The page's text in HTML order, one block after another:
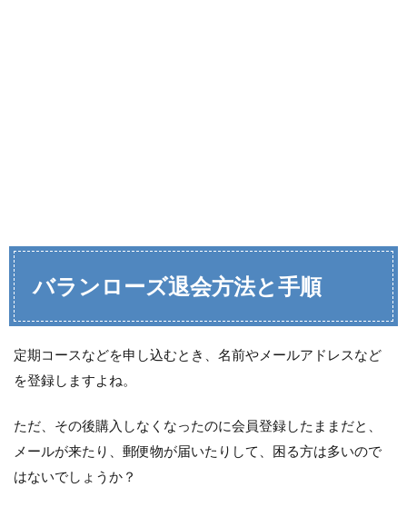
バランローズ退会方法と手順
定期コースなどを申し込むとき、名前やメールアドレスなど
を登録しますよね。
ただ、その後購入しなくなったのに会員登録したままだと、
メールが来たり、郵便物が届いたりして、困る方は多いので
はないでしょうか？